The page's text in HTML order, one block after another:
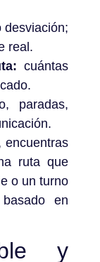
desviación;
real.
cuántas
paradas,
encuentras
ruta que
o un turno
en
y